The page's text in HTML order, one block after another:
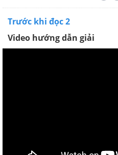
Trước khi đọc 2
Video hướng dẫn giải